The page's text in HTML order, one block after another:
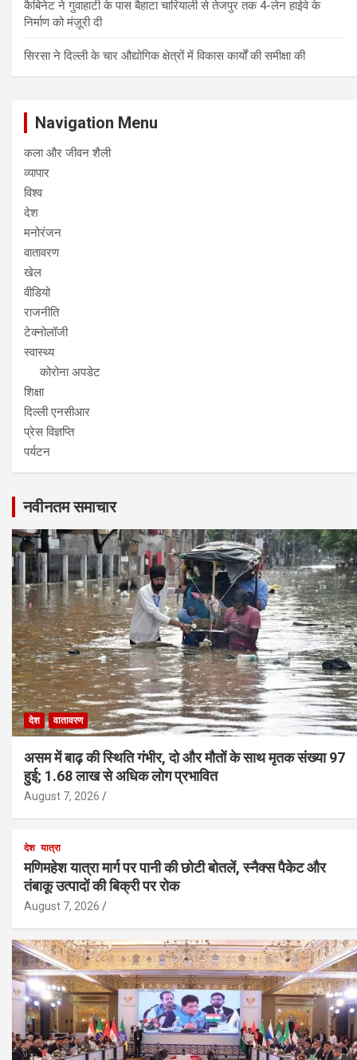
कैबिनेट ने गुवाहाटी के पास बैहाटा चारियाली से तेजपुर तक 4-लेन हाईवे के
निर्माण को मंज़ूरी दी
सिरसा ने दिल्ली के चार औद्योगिक क्षेत्रों में विकास कार्यों की समीक्षा की
Navigation Menu
कला और जीवन शैली
व्यापार
विश्व
देश
मनोरंजन
वातावरण
खेल
वीडियो
राजनीति
टेक्नोलॉजी
स्वास्थ्य
कोरोना अपडेट
शिक्षा
दिल्ली एनसीआर
प्रेस विज्ञप्ति
पर्यटन
नवीनतम समाचार
देश वातावरण
असम में बाढ़ की स्थिति गंभीर, दो और मौतों के साथ मृतक संख्या 97
हुई; 1.68 लाख से अधिक लोग प्रभावित
August 7, 2026
देश यात्रा
मणिमहेश यात्रा मार्ग पर पानी की छोटी बोतलें, स्नैक्स पैकेट और
तंबाकू उत्पादों की बिक्री पर रोक
August 7, 2026